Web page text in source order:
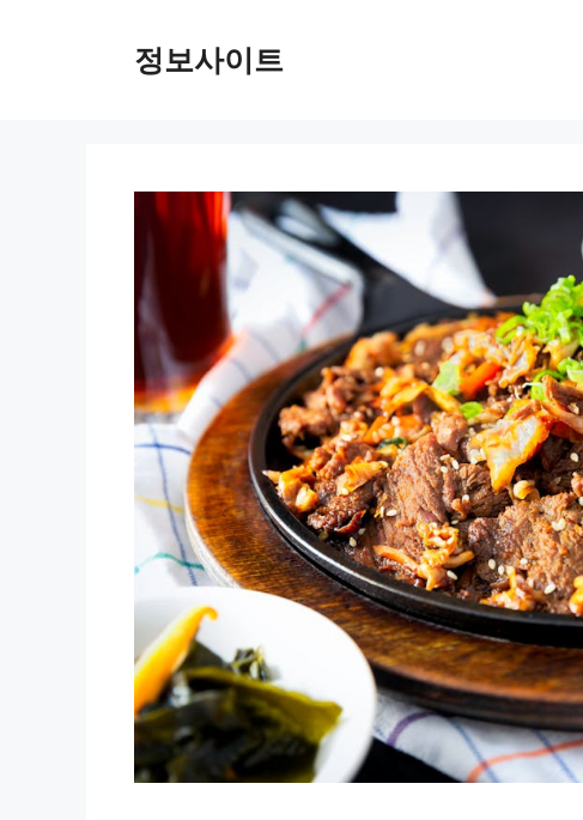
정보사이트